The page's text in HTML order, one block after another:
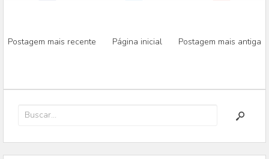
Postagem mais recente Página inicial Postagem mais antiga